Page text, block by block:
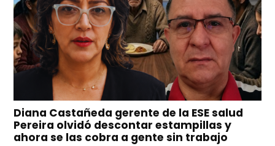
Diana Castañeda gerente de la ESE salud
Pereira olvidó descontar estampillas y
ahora se las cobra a gente sin trabajo